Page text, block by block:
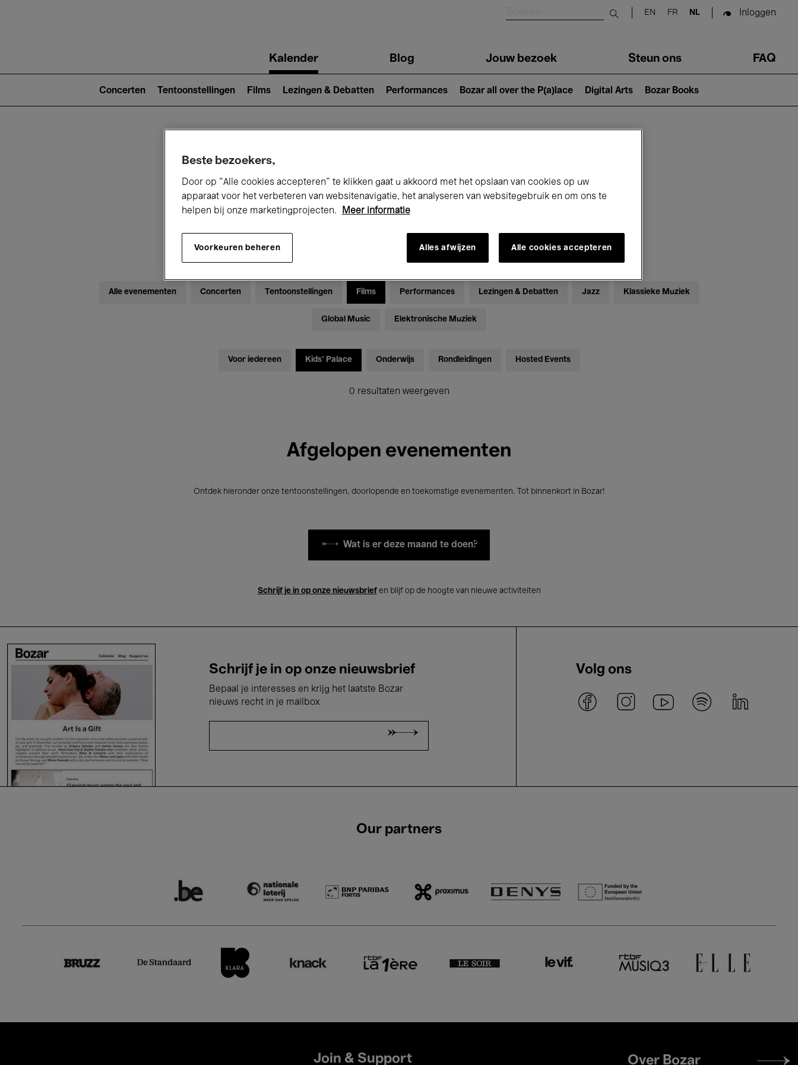
Submit search
EN FR NL Inloggen
navigationKalender Blog Jouw bezoek Steun ons FAQ
2)
Concerten Tentoonstellingen Films Lezingen & Debatten Performances Bozar all over the P(a)lace Digital Arts Bozar Books
Alle evenementen Concerten Tentoonstellingen Films Performances Lezingen & Debatten Jazz Klassieke Muziek
Global Music Elektronische Muziek
Voor iedereen Kids’ Palace Onderwijs Rondleidingen Hosted Events
0 resultaten weergeven
Afgelopen evenementen
Ontdek hieronder onze tentoonstellingen, doorlopende en toekomstige evenementen. Tot binnenkort in Bozar!
Wat is er deze maand te doen?
Schrijf je in op onze nieuwsbriefen blijf op de hoogte van nieuwe activiteiten
Schrijf je in op onze nieuwsbrief
Bepaal je interesses en krijg het laatste Bozar
nieuws recht in je mailbox
Volg ons
Our partners
Join & Support
Footer
Over Bozar
Beste bezoekers,
Door op “Alle cookies accepteren” te klikken gaat u akkoord met het opslaan van cookies op uw
apparaat voor het verbeteren van websitenavigatie, het analyseren van websitegebruik en om ons te
helpen bij onze marketingprojecten.
Meer informatie
Voorkeuren beheren Alles afwijzen Alle cookies accepteren